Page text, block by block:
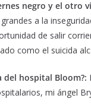
negro y el otro
a la
de salir
como el suicida
del hospital Bloom?:
mi ángel